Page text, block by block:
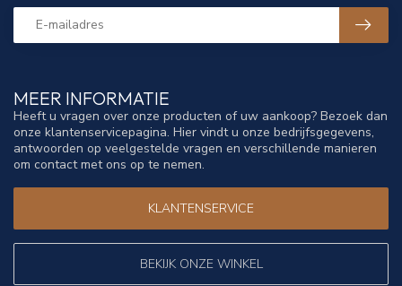
MEER INFORMATIE
Heeft u vragen over onze producten of uw aankoop? Bezoek dan
onze klantenservicepagina. Hier vindt u onze bedrijfsgegevens,
antwoorden op veelgestelde vragen en verschillende manieren
om contact met ons op te nemen.
KLANTENSERVICE
BEKIJK ONZE WINKEL